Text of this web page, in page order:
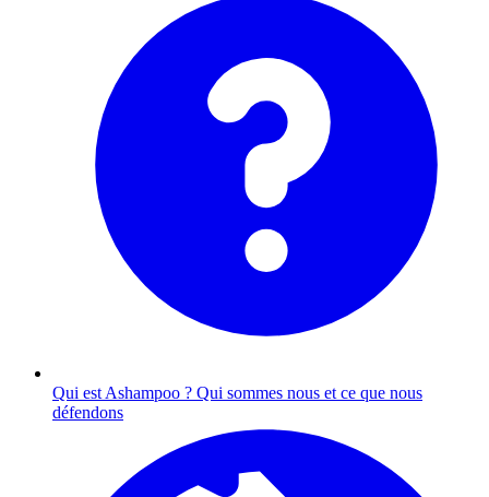
Qui est Ashampoo ? Qui sommes nous et ce que nous
défendons